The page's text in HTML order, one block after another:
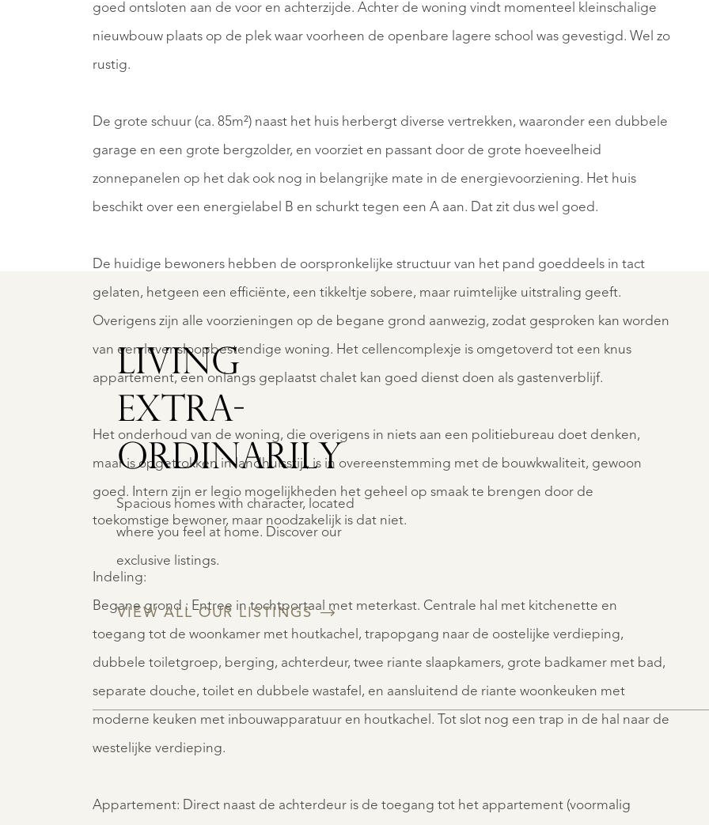
goed ontsloten aan de voor en achterzijde. Achter de woning vindt momenteel kleinschalige
nieuwbouw plaats op de plek waar voorheen de openbare lagere school was gevestigd. Wel zo
rustig.
De grote schuur (ca. 85m²) naast het huis herbergt diverse vertrekken, waaronder een dubbele
garage en een grote bergzolder, en voorziet en passant door de grote hoeveelheid
zonnepanelen op het dak ook nog in belangrijke mate in de energievoorziening. Het huis
beschikt over een energielabel B en schurkt tegen een A aan. Dat zit dus wel goed.
De huidige bewoners hebben de oorspronkelijke structuur van het pand goeddeels in tact
gelaten, hetgeen een efficiënte, een tikkeltje sobere, maar ruimtelijke uitstraling geeft.
Overigens zijn alle voorzieningen op de begane grond aanwezig, zodat gesproken kan worden
van een levensloopbestendige woning. Het cellencomplexje is omgetoverd tot een knus
appartement, een onlangs geplaatst chalet kan goed dienst doen als gastenverblijf.
Het onderhoud van de woning, die overigens in niets aan een politiebureau doet denken,
maar is opgetrokken in landhuisstijl, is in overeenstemming met de bouwkwaliteit, gewoon
goed. Intern zijn er legio mogelijkheden het geheel op smaak te brengen door de
toekomstige bewoner, maar noodzakelijk is dat niet.
Indeling:
Begane grond : Entree in tochtportaal met meterkast. Centrale hal met kitchenette en
toegang tot de woonkamer met houtkachel, trapopgang naar de oostelijke verdieping,
dubbele toiletgroep, berging, achterdeur, twee riante slaapkamers, grote badkamer met bad,
separate douche, toilet en dubbele wastafel, en aansluitend de riante woonkeuken met
moderne keuken met inbouwapparatuur en houtkachel. Tot slot nog een trap in de hal naar de
westelijke verdieping.
Appartement: Direct naast de achterdeur is de toegang tot het appartement (voormalig
LIVING
EXTRA­
ORDINARILY
Spacious homes with character, located
where you feel at home. Discover our
exclusive listings.
VIEW ALL OUR LISTINGS
TER
HOOFDKADE
€
K.K.
€
K.K.